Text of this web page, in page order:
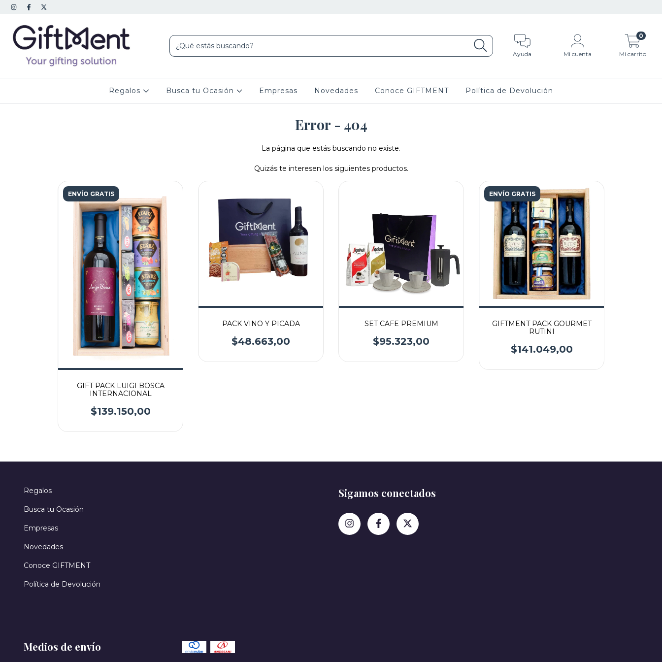
Ayuda Mi cuenta Mi carrito
0
Regalos Busca tu Ocasión Empresas Novedades Conoce GIFTMENT Política de Devolución
Error - 404
La página que estás buscando no existe.
Quizás te interesen los siguientes productos.
ENVÍO GRATIS
GIFT PACK LUIGI BOSCA
INTERNACIONAL
$139.150,00
PACK VINO Y PICADA
$48.663,00
SET CAFE PREMIUM
$95.323,00
ENVÍO GRATIS
GIFTMENT PACK GOURMET
RUTINI
$141.049,00
Regalos
Busca tu Ocasión
Empresas
Novedades
Conoce GIFTMENT
Política de Devolución
Sigamos conectados
Medios de envío